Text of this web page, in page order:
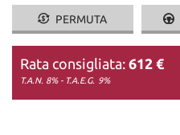
PERMUTA
Rata consigliata: 612 €
T.A.N. 8% - T.A.E.G. 9%